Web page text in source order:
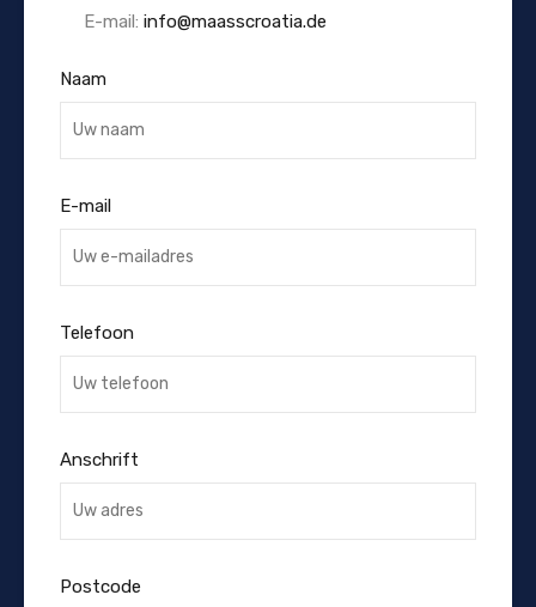
E-mail: info@maasscroatia.de
Naam
E-mail
Telefoon
Anschrift
Postcode